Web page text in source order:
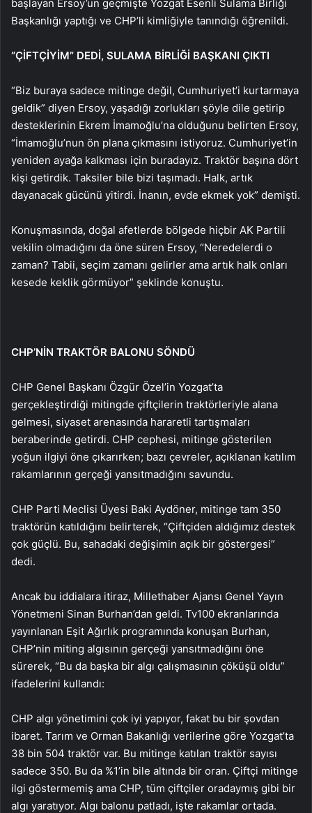
başlayan Ersoy’un geçmişte Yozgat Esenli Sulama Birliği
Başkanlığı yaptığı ve CHP’li kimliğiyle tanındığı öğrenildi.
“ÇİFTÇİYİM” DEDİ, SULAMA BİRLİĞİ BAŞKANI ÇIKTI
“Biz buraya sadece mitinge değil, Cumhuriyet’i kurtarmaya
geldik” diyen Ersoy, yaşadığı zorlukları şöyle dile getirip
desteklerinin Ekrem İmamoğlu’na olduğunu belirten Ersoy,
“İmamoğlu’nun ön plana çıkmasını istiyoruz. Cumhuriyet’in
yeniden ayağa kalkması için buradayız. Traktör başına dört
kişi getirdik. Taksiler bile bizi taşımadı. Halk, artık
dayanacak gücünü yitirdi. İnanın, evde ekmek yok” demişti.
Konuşmasında, doğal afetlerde bölgede hiçbir AK Partili
vekilin olmadığını da öne süren Ersoy, “Neredelerdi o
zaman? Tabii, seçim zamanı gelirler ama artık halk onları
kesede keklik görmüyor” şeklinde konuştu.
CHP’NİN TRAKTÖR BALONU SÖNDÜ
CHP Genel Başkanı Özgür Özel’in Yozgat’ta
gerçekleştirdiği mitingde çiftçilerin traktörleriyle alana
gelmesi, siyaset arenasında hararetli tartışmaları
beraberinde getirdi. CHP cephesi, mitinge gösterilen
yoğun ilgiyi öne çıkarırken; bazı çevreler, açıklanan katılım
rakamlarının gerçeği yansıtmadığını savundu.
CHP Parti Meclisi Üyesi Baki Aydöner, mitinge tam 350
traktörün katıldığını belirterek, “Çiftçiden aldığımız destek
çok güçlü. Bu, sahadaki değişimin açık bir göstergesi”
dedi.
Ancak bu iddialara itiraz, Millethaber Ajansı Genel Yayın
Yönetmeni Sinan Burhan’dan geldi. Tv100 ekranlarında
yayınlanan Eşit Ağırlık programında konuşan Burhan,
CHP’nin miting algısının gerçeği yansıtmadığını öne
sürerek, “Bu da başka bir algı çalışmasının çöküşü oldu”
ifadelerini kullandı:
CHP algı yönetimini çok iyi yapıyor, fakat bu bir şovdan
ibaret. Tarım ve Orman Bakanlığı verilerine göre Yozgat’ta
38 bin 504 traktör var. Bu mitinge katılan traktör sayısı
sadece 350. Bu da %1’in bile altında bir oran. Çiftçi mitinge
ilgi göstermemiş ama CHP, tüm çiftçiler oradaymış gibi bir
algı yaratıyor. Algı balonu patladı, işte rakamlar ortada.